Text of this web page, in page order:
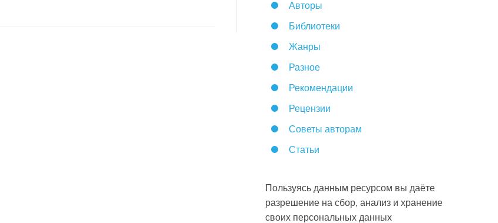
Авторы
Библиотеки
Жанры
Разное
Рекомендации
Рецензии
Советы авторам
Статьи
Пользуясь данным ресурсом вы даёте
разрешение на сбор, анализ и хранение
своих персональных данных